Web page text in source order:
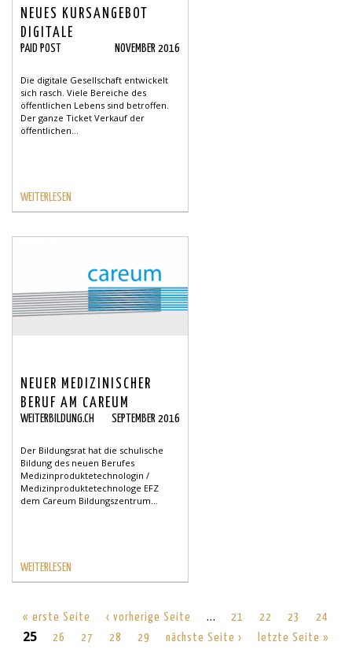
NEUES KURSANGEBOT
DIGITALE
GRUNDKOMPETENZ
PAID POST NOVEMBER 2016
Die digitale Gesellschaft entwickelt
sich rasch. Viele Bereiche des
öffentlichen Lebens sind betroffen.
Der ganze Ticket Verkauf der
öffentlichen...
WEITERLESEN
NEUER MEDIZINISCHER
BERUF AM CAREUM
WEITERBILDUNG.CH SEPTEMBER 2016
Der Bildungsrat hat die schulische
Bildung des neuen Berufes
Medizinproduktetechnologin /
Medizinproduktetechnologe EFZ
dem Careum Bildungszentrum...
WEITERLESEN
« erste Seite ‹ vorherige Seite … 21 22 23 24
25 26 27 28 29 nächste Seite › letzte Seite »